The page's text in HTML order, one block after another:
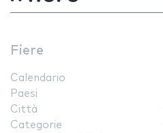
Fiere
Calendario
Paesi
Città
Categorie